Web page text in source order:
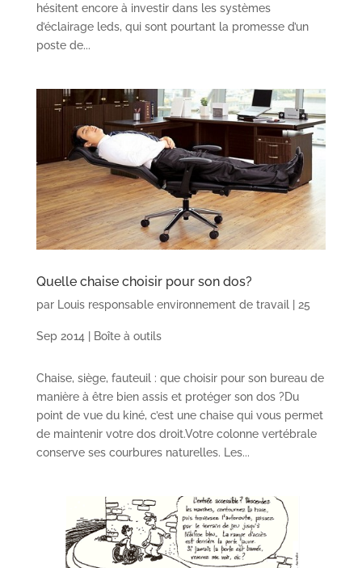
hésitent encore à investir dans les systèmes
d’éclairage leds, qui sont pourtant la promesse d’un
poste de...
Quelle chaise choisir pour son dos?
par Louis responsable environnement de travail| 25
Sep 2014 Boîte à outils
Chaise, siège, fauteuil : que choisir pour son bureau de
manière à être bien assis et protéger son dos ?Du
point de vue du kiné, c’est une chaise qui vous permet
de maintenir votre dos droit.Votre colonne vertébrale
conserve ses courbures naturelles. Les...